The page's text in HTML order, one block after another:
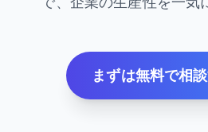
まずは無料で相